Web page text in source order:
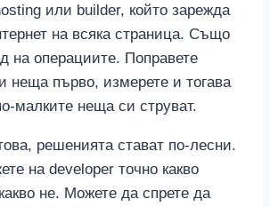
или builder, който зарежда
на всяка страница. Също
на операциите. Поправете
неща първо, измерете и тогава
малките неща си струват.
решенията стават по-лесни.
на developer точно какво
не. Можете да спрете да